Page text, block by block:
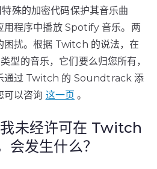
殊的加密代码保护其音乐曲
用程序中播放 Spotify 音乐。两
困扰。根据 Twitch 的说法，在
型的音乐，它们要么归您所有，
通过 Twitch 的 Soundtrack 添
可以咨询 这一页 。
未经许可在 Twitch
会发生什么？